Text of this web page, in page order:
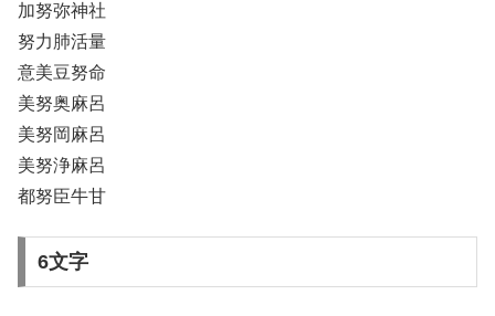
加努弥神社
努力肺活量
意美豆努命
美努奥麻呂
美努岡麻呂
美努浄麻呂
都努臣牛甘
6文字